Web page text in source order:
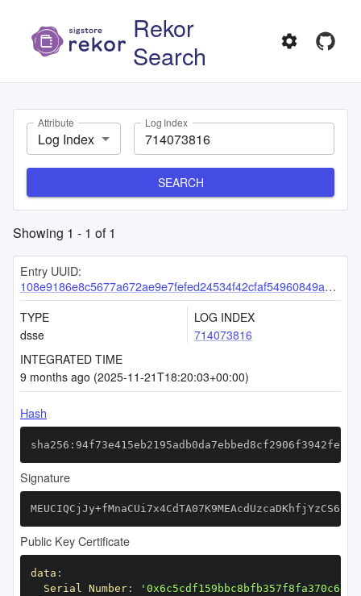
Rekor
Search
Attribute
Log Index
Log Index
SEARCH
Showing 1 - 1 of1
Entry UUID:
108e9186e8c5677a672ae9e7fefed24534f42cfaf54960849ae30aa26fd7bdb4c5342990aa908509
TYPE
dsse
LOG INDEX
714073816
INTEGRATED TIME
9 months ago (2025-11-21T18:20:03+00:00)
Hash
Signature
Public Key Certificate
data :
Serial Number: